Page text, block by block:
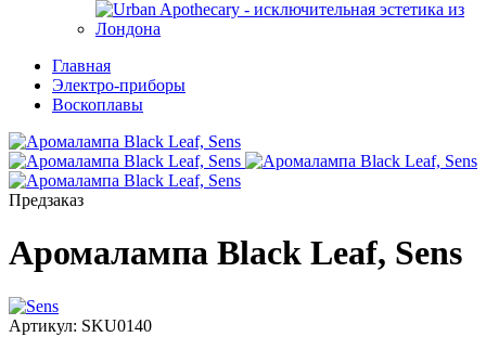
Главная
Электро-приборы
Воскоплавы
Предзаказ
Аромалампа Black Leaf, Sens
Артикул: SKU0140